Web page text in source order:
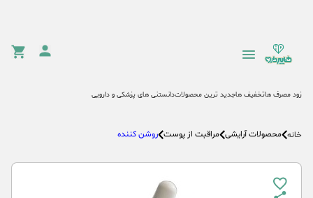
زود مصرف هاتخفیف هاجدید ترین محصولاتدانستنی های پزشکی و دارویی
خانه محصولات آرایشی مراقبت از پوست روشن کننده